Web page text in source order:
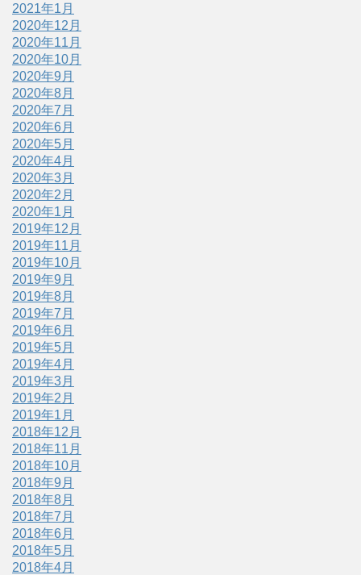
2021年1月
2020年12月
2020年11月
2020年10月
2020年9月
2020年8月
2020年7月
2020年6月
2020年5月
2020年4月
2020年3月
2020年2月
2020年1月
2019年12月
2019年11月
2019年10月
2019年9月
2019年8月
2019年7月
2019年6月
2019年5月
2019年4月
2019年3月
2019年2月
2019年1月
2018年12月
2018年11月
2018年10月
2018年9月
2018年8月
2018年7月
2018年6月
2018年5月
2018年4月